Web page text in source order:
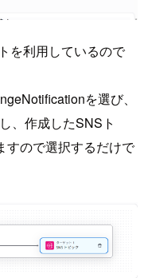
を利用しているので
を選び、
、作成したSNSト
すので選択するだけで